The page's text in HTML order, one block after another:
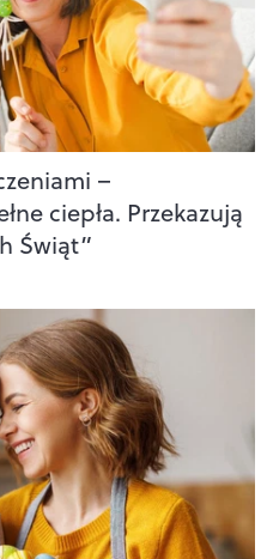
–
ciepła. Przekazują
Świąt”